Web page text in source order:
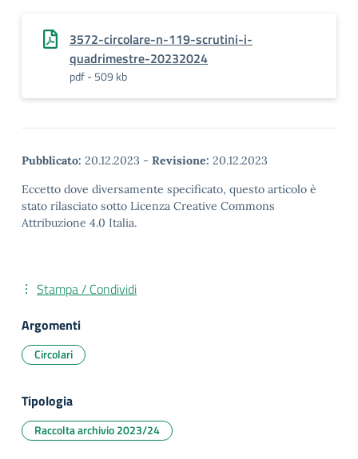
3572-circolare-n-119-scrutini-i-
quadrimestre-20232024
pdf - 509 kb
Pubblicato: 20.12.2023 - Revisione: 20.12.2023
Eccetto dove diversamente specificato, questo articolo è
stato rilasciato sotto Licenza Creative Commons
Attribuzione 4.0 Italia.
Stampa / Condividi
Argomenti
Circolari
Tipologia
Raccolta archivio 2023/24